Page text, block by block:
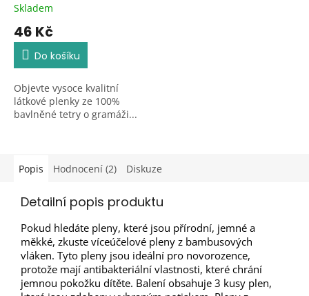
Průměrné
hodnocení
produktu
5,0
5
hvězdiček.
Skladem
46 Kč
Do košíku
Objevte vysoce kvalitní
látkové plenky ze 100%
bavlněné tetry o gramáži...
Popis Hodnocení (2) Diskuze
Detailní popis produktu
Pokud hledáte pleny, které jsou přírodní, jemné a
měkké, zkuste víceúčelové pleny z bambusových
vláken. Tyto pleny jsou ideální pro novorozence,
protože mají antibakteriální vlastnosti, které chrání
jemnou pokožku dítěte. Balení obsahuje 3 kusy plen,